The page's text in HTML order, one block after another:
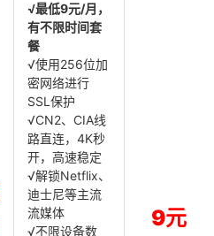
√最低9元/月，
有不限时间套
餐
√使用256位加
密网络进行
SSL保护
√CN2、CIA线
路直连，4K秒
开，高速稳定
√解锁Netflix、
迪士尼等主流
流媒体
√不限设备数
9元